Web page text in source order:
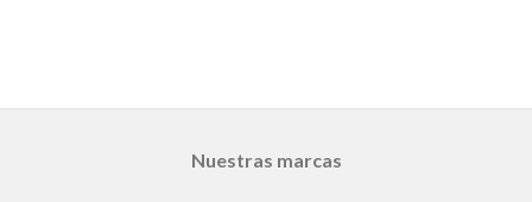
Nuestras marcas